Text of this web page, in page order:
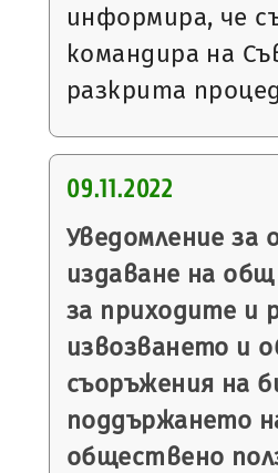
информира, че
командира на
разкрита
09.11.2022
Уведомление за
издаване на
за приходите и
извозването и
съоръжения на
поддържането
обществено